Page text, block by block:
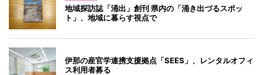
地域探訪誌「涌出」創刊 県内の「涌き出づるスポッ
ト」、地域に暮らす視点で
伊那の産官学連携支援拠点「SEES」、レンタルオフィ
ス利用者募る